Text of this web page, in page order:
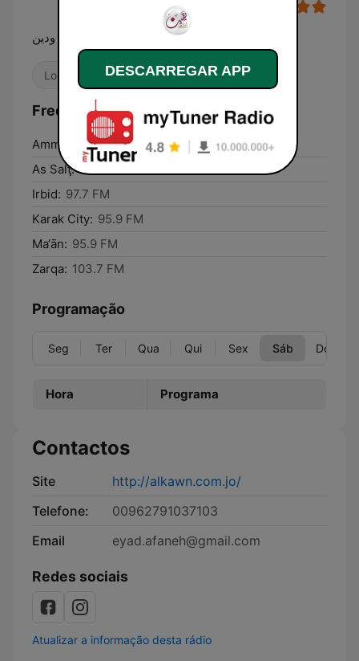
إذاعة يقين فكر ودين
Local
Amman:
103.7 FM
As Salţ: 95.9 FM
Irbid: 97.7 FM
Karak City: 95.9 FM
Ma‘ān: 95.9 FM
Zarqa: 103.7 FM
Programação
Seg Ter Qua Qui Sex Sáb Dom
Hora Programa
Contactos
Site
http://alkawn.com.jo/
Telefone:
00962791037103
Email
eyad.afaneh@gmail.com
Redes sociais
Atualizar a informação desta rádio
DESCARREGAR APP